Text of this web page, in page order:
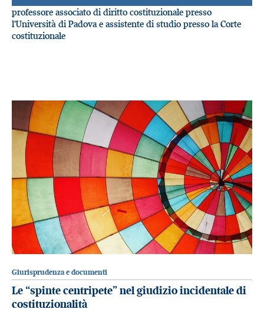
professore associato di diritto costituzionale presso
l'Università di Padova e assistente di studio presso la Corte
costituzionale
Giurisprudenza e documenti
Le “spinte centripete” nel giudizio incidentale di
costituzionalità